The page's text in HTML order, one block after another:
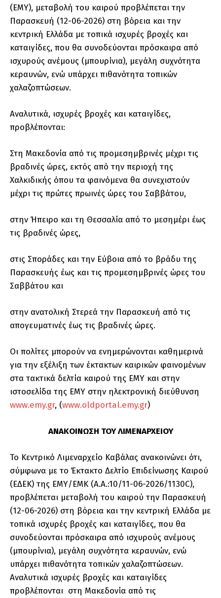
(ΕΜΥ), μεταβολή του καιρού προβλέπεται την
Παρασκευή (12-06-2026) στη βόρεια και την
κεντρική Ελλάδα με τοπικά ισχυρές βροχές και
καταιγίδες, που θα συνοδεύονται πρόσκαιρα από
ισχυρούς ανέμους (μπουρίνια), μεγάλη συχνότητα
κεραυνών, ενώ υπάρχει πιθανότητα τοπικών
χαλαζοπτώσεων.
Αναλυτικά, ισχυρές βροχές και καταιγίδες,
προβλέπονται:
Στη Μακεδονία από τις προμεσημβρινές μέχρι τις
βραδινές ώρες, εκτός από την περιοχή της
Χαλκιδικής όπου τα φαινόμενα θα συνεχιστούν
μέχρι τις πρώτες πρωινές ώρες του Σαββάτου,
στην Ήπειρο και τη Θεσσαλία από το μεσημέρι έως
τις βραδινές ώρες,
στις Σποράδες και την Εύβοια από το βράδυ της
Παρασκευής έως και τις προμεσημβρινές ώρες του
Σαββάτου και
στην ανατολική Στερεά την Παρασκευή από τις
απογευματινές έως τις βραδινές ώρες.
Οι πολίτες μπορούν να ενημερώνονται καθημερινά
για την εξέλιξη των έκτακτων καιρικών φαινομένων
στα τακτικά δελτία καιρού της ΕΜΥ και στην
ιστοσελίδα της ΕΜΥ στην ηλεκτρονική διεύθυνση
www.emy.gr, (www.oldportal.emy.gr)
ΑΝΑΚΟΙΝΩΣΗ ΤΟΥ ΛΙΜΕΝΑΡΧΕΙΟΥ
Το Κεντρικό Λιμεναρχείο Καβάλας ανακοινώνει ότι,
σύμφωνα με το Έκτακτο Δελτίο Επιδείνωσης Καιρού
(ΕΔΕΚ) της ΕΜΥ/ΕΜΚ (Α.Α.:10/11-06-2026/1130C),
προβλέπεται μεταβολή του καιρού την Παρασκευή
(12-06-2026) στη βόρεια και την κεντρική Ελλάδα με
τοπικά ισχυρές βροχές και καταιγίδες, που θα
συνοδεύονται πρόσκαιρα από ισχυρούς ανέμους
(μπουρίνια), μεγάλη συχνότητα κεραυνών, ενώ
υπάρχει πιθανότητα τοπικών χαλαζοπτώσεων.
Αναλυτικά ισχυρές βροχές και καταιγίδες
προβλέπονται στη Μακεδονία από τις